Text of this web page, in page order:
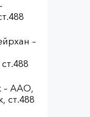
–
– ААО,
ст.488